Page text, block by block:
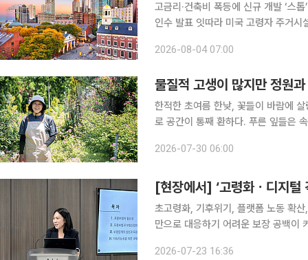
고금리·건축비 폭등에 신규 개발 ‘스톱’ 입주율 90% 육박, 신규는 0.4% 증가 7월 들어 우량
인수 발표 잇따라 미국 고령자 주거시설 시장에 지각변동이 나타나고 있다. 고령화로 입주 수요는
자사들은 새 시설을 짓는 대신 운영 중
2026-08-04 07:00
물질적 고생이 많지만 정원
한적한 초여름 한낮, 꽃들이 바람에
로 공간이 통째 환하다. 푸른 잎들은
2026-07-30 06:00
[현장에서] ‘고령화ㆍ디지털
초고령화, 기후위기, 플랫폼 노동 확
만으로 대응하기 어려운 보장 공백이
고 있다. 23일 서울 영등포구 보험
2026-07-23 16:36